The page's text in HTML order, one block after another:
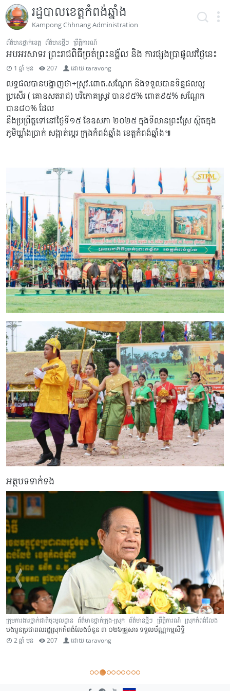
រដ្ឋបាលខេត្តកំពង់ឆ្នាំង
Kampong Chhnang Administration
ព័ត៌មានថ្នាក់ខេត្ត ព័ត៌មានថ្មីៗ ព្រឹត្តិការណ៍
អបអរសាទរ ព្រះរាជពិធីច្រត់ព្រះនង្គ័ល និង ការផ្សងប្រាផ្នូលវថ្ងៃនេះ
1 ឆ្នាំ មុន 207 ដោយtaravong
លទ្ធផលបានបង្ហាញថា÷ស្រូវ.ពោត.សណ្ដែក និងទទួលបានទិន្នផលល្អ
ប្រសើរ ( គោឧសតរាជ) បរិភោគស្រូវ បាន៩៥% ពោត៩៥% សណ្ដែក
បាន៨០% ដែល
នឹងប្រព្រឹត្តទៅនៅថ្ងៃទី១៥ ខែឧសភា ២០២៥ ក្នុងទីលានព្រះស្រែ ស្ថិតក្នុង
ភូមិឃ្លាំងប្រាក់ សង្កាត់ប្អេរ ក្រុងកំពង់ឆ្នាំង ខេត្តកំពង់ឆ្នាំង៕
អត្ថបទទាក់ទង
ក្រុមការងារថ្នាក់ជាតិចុះមូលដ្ឋាន ព័ត៌មានថ្នាក់ក្រុង-ស្រុក ព័ត៌មានថ្មីៗ ព្រឹត្តិការណ៍ ស្រុកកំពង់លែង
បងប្អូនប្រជាពលរដ្ឋស្រុកកំពង់លែងចំនួន ៣ ០២៦គ្រួសារ ទទួលប័ណ្ណកម្មសិទ្ធិ
2 ឆ្នាំ មុន 207 ដោយtaravong